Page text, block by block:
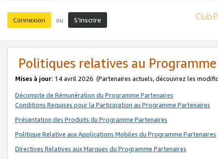
Connexion ou S’inscrire
Politiques relatives au
Mises à jour: 14 avril 2026 (Partenaires actuels, découvrez les
Décompte de Rémunération du Programme Partenaires
Conditions Requises pour la Participation au Programme Partenaires
Présentation des Produits du Programme Partenaires
Politique Relative aux Applications Mobiles du Programme Partenaires
Directives Relatives aux Marques du Programme Partenaires